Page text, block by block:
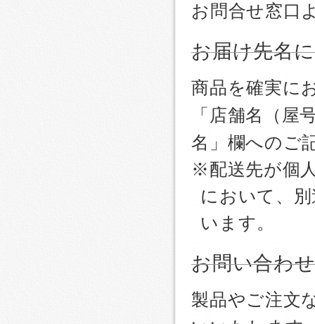
お問合せ窓口
お届け先名
商品を確実に
「店舗名（屋
名」欄へのご
※配送先が個
において、
います。
お問い合わせ
製品やご注文